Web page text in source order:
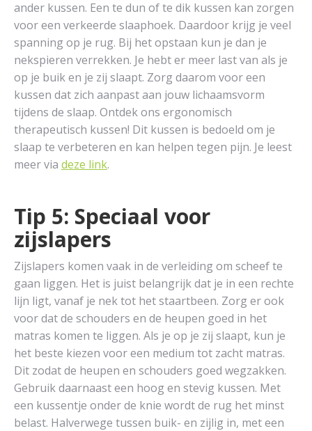
ander kussen. Een te dun of te dik kussen kan zorgen
voor een verkeerde slaaphoek. Daardoor krijg je veel
spanning op je rug. Bij het opstaan kun je dan je
nekspieren verrekken. Je hebt er meer last van als je
op je buik en je zij slaapt. Zorg daarom voor een
kussen dat zich aanpast aan jouw lichaamsvorm
tijdens de slaap. Ontdek ons ergonomisch
therapeutisch kussen! Dit kussen is bedoeld om je
slaap te verbeteren en kan helpen tegen pijn. Je leest
meer via deze link.
Tip 5: Speciaal voor
zijslapers
Zijslapers komen vaak in de verleiding om scheef te
gaan liggen. Het is juist belangrijk dat je in een rechte
lijn ligt, vanaf je nek tot het staartbeen. Zorg er ook
voor dat de schouders en de heupen goed in het
matras komen te liggen. Als je op je zij slaapt, kun je
het beste kiezen voor een medium tot zacht matras.
Dit zodat de heupen en schouders goed wegzakken.
Gebruik daarnaast een hoog en stevig kussen. Met
een kussentje onder de knie wordt de rug het minst
belast. Halverwege tussen buik- en zijlig in, met een